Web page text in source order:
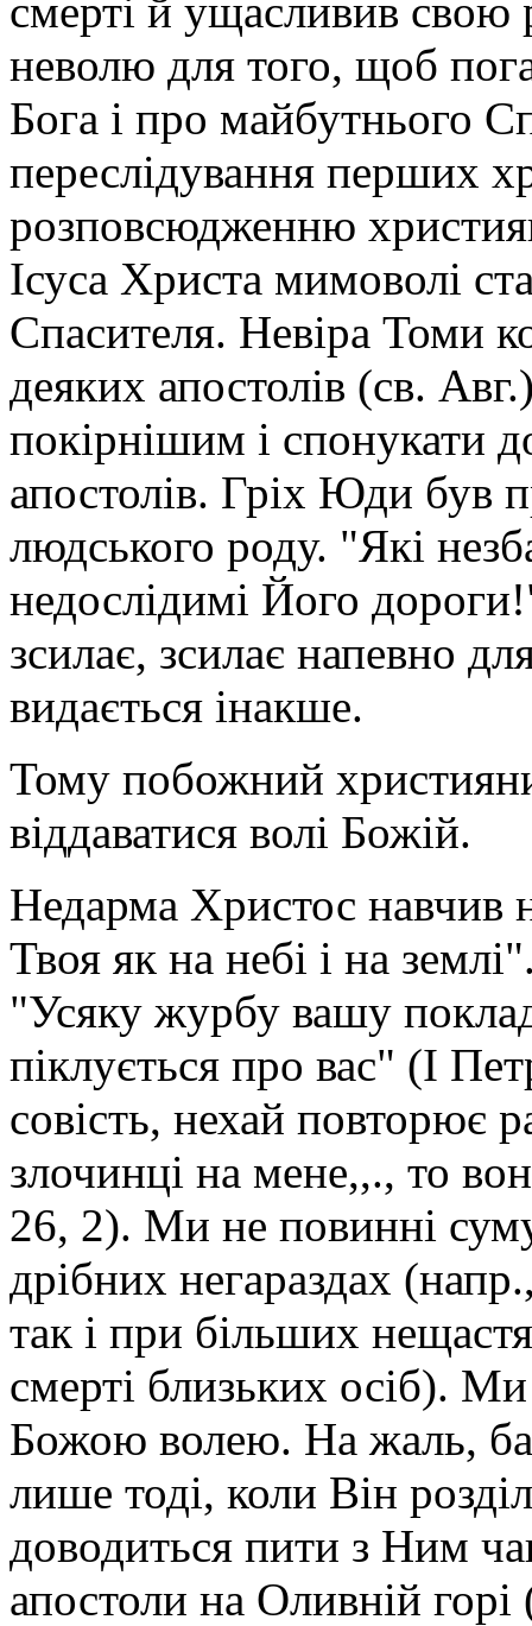
смерті й ущасливив свою
неволю для того, щоб
Бога і про майбутнього
переслідування перших
розповсюдженню
Ісуса Христа мимоволі
Спасителя. Невіра Томи
деяких апостолів (св.
покірнішим і спонукати
апостолів. Гріх Юди був
людського роду. "Які
недослідимі Його
зсилає, зсилає напевно
видається інакше.
Тому побожний
віддаватися волі Божій.
Недарма Христос навчив
Твоя як на небі і на
"Усяку журбу вашу
піклується про вас" (І
совість, нехай повторює
злочинці на мене,,., то
26, 2). Ми не повинні
дрібних негараздах
так і при більших
смерті близьких осіб).
Божою волею. На жаль,
лише тоді, коли Він
доводиться пити з Ним
апостоли на Оливній